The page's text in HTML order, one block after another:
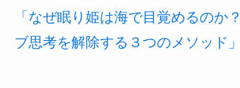
「なぜ眠り姫は海で目覚めるのか
ブ思考を解除する３つのメソッド」